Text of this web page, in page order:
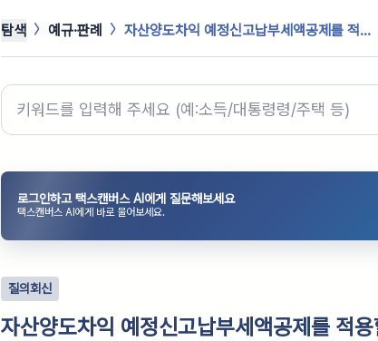
탐색 예규·판례 자산양도차익 예정신고납부세액공제를 적...
로그인하고 택스캔버스 AI에게 질문해보세요
택스캔버스 AI에게 바로 물어보세요.
질의회신
자산양도차익 예정신고납부세액공제를 적